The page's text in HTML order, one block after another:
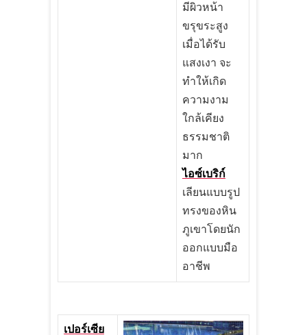
มีผิวหน้า
ขรุขระสูง
เมื่อได้รับ
แสงเงา จะ
ทำให้เกิด
ความงาม
ใกล้เคียง
ธรรมชาติ
มาก
ไอซ์เบริก์
เลียนแบบรูป
ทรงของหิน
ภูเขาโดยนัก
ออกแบบมือ
อาชีพ
เปอร์เซีย